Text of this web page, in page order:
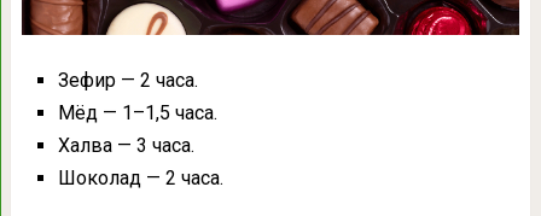
Зефир — 2 часа.
Мёд — 1–1,5 часа.
Халва — 3 часа.
Шоколад — 2 часа.